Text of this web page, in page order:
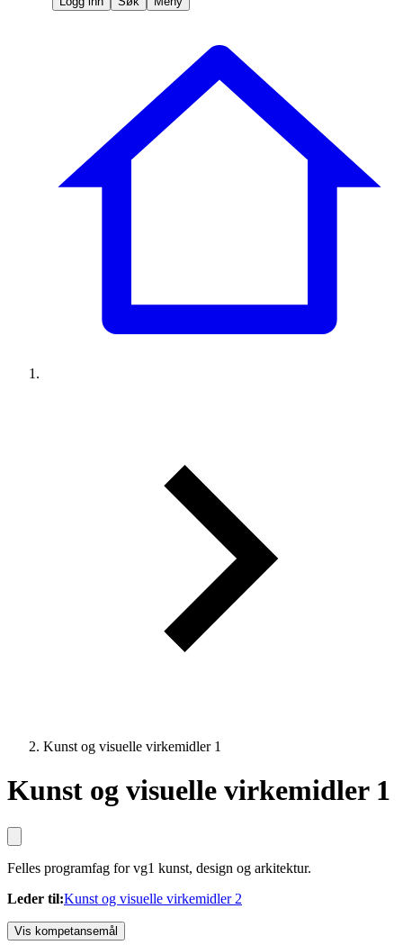
Kunst og visuelle virkemidler 1
Kunst og visuelle virkemidler 1
Felles programfag for vg1 kunst, design og arkitektur.
Leder til:Kunst og visuelle virkemidler 2
Vis kompetansemål